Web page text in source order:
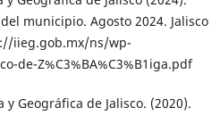
municipio. Agosto 2024. Jalisco
iieg.gob.mx/ns/wp-
de-Z%C3%BA%C3%B1iga.pdf
Geográfica de Jalisco. (2020).